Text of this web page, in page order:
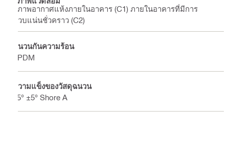
สภาพอากาศแห้งภายในอาคาร (C1) ภายในอาคารที่มีการ
ควบแน่นชั่วคราว (C2)
ฉนวนกันความร้อน
EPDM
ความแข็งของวัสดุฉนวน
75° ±5° Shore A